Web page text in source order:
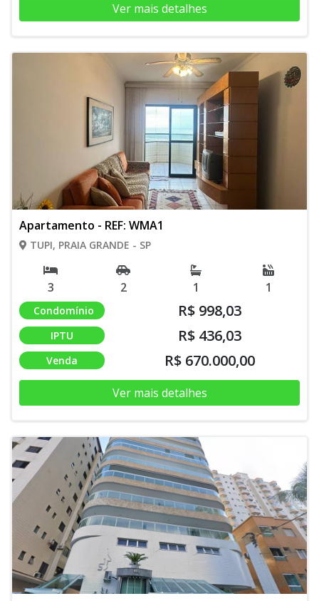
Ver mais detalhes
Apartamento - REF: WMA1
TUPI, PRAIA GRANDE - SP
3 2 1 1
Condomínio R$ 998,03
IPTU R$ 436,03
Venda R$ 670.000,00
Ver mais detalhes